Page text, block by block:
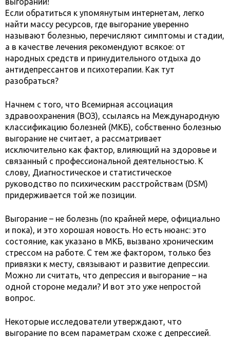
Если обратиться к упомянутым интернетам, легко
найти массу ресурсов, где выгорание уверенно
называют болезнью, перечисляют симптомы и стадии,
а в качестве лечения рекомендуют всякое: от
народных средств и принудительного отдыха до
антидепрессантов и психотерапии. Как тут
разобраться?
Начнем с того, что Всемирная ассоциация
здравоохранения (ВОЗ), ссылаясь на Международную
классификацию болезней (МКБ), собственно болезнью
выгорание не считает, а рассматривает
исключительно как фактор, влияющий на здоровье и
связанный с профессиональной деятельностью. К
слову, Диагностическое и статистическое
руководство по психическим расстройствам (DSM)
придерживается той же позиции.
Выгорание – не болезнь (по крайней мере, официально
и пока), и это хорошая новость. Но есть нюанс: это
состояние, как указано в МКБ, вызвано хроническим
стрессом на работе. С тем же фактором, только без
привязки к месту, связывают и развитие депрессии.
Можно ли считать, что депрессия и выгорание – на
одной стороне медали? И вот это уже непростой
вопрос.
Некоторые исследователи утверждают, что
выгорание по всем параметрам схоже с депрессией.